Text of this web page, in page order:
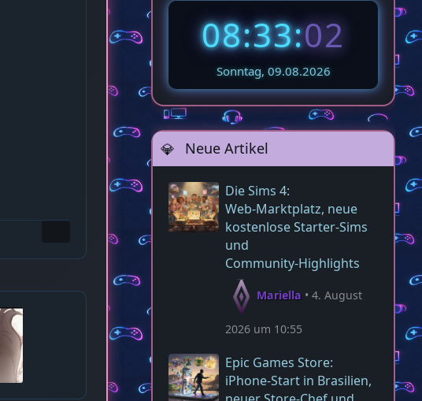
08:33:03
Sonntag, 09.08.2026
Neue Artikel
Die Sims 4:
Web‑Marktplatz, neue
kostenlose Starter‑Sims
und
Community‑Highlights
Mariella 4. August
2026 um 10:55
Epic Games Store:
iPhone-Start in Brasilien,